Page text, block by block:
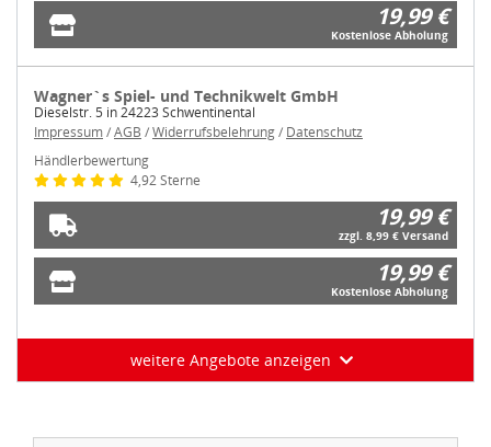
19,99 €
Kostenlose Abholung
Wagner`s Spiel- und Technikwelt GmbH
Dieselstr. 5 in 24223 Schwentinental
Impressum/AGB /Widerrufsbelehrung/ Datenschutz
Händlerbewertung
4,92 Sterne
19,99 €
zzgl. 8,99 € Versand
19,99 €
Kostenlose Abholung
weitere Angebote anzeigen